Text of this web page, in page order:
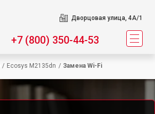
Дворцовая улица, 4А/1
+7 (800) 350-44-53
/ Ecosys M2135dn / Замена Wi-Fi